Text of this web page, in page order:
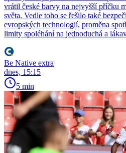
vrátil české barvy na nejvyšší příčku
světa. Vedle toho se řešilo také
evropských technologií, proměna
limity spoléhání na jednoduchá a
Be Native extra
dnes, 15:15
5 min